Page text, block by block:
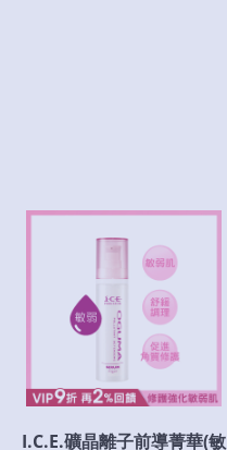
I.C.E.礦晶離子前導菁華(敏